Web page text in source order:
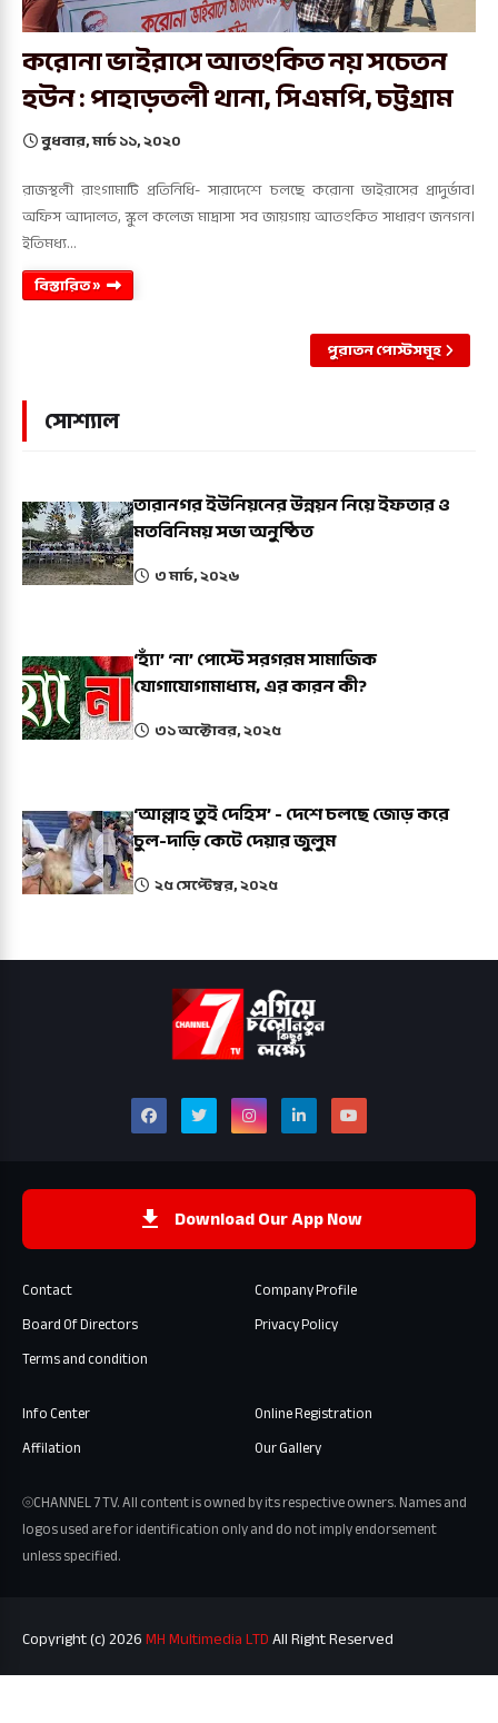
করোনা ভাইরাসে আতংকিত নয় সচেতন
হউন : পাহাড়তলী থানা, সিএমপি, চট্টগ্রাম
বুধবার, মার্চ ১১, ২০২০
রাজস্থলী রাংগামাটি প্রতিনিধি- সারাদেশে চলছে করোনা ভাইরাসের প্রাদুর্ভাব।
অফিস আদালত, স্কুল কলেজ মাদ্রাসা সব জায়গায় আতংকিত সাধারণ জনগন।
ইতিমধ্য…
বিস্তারিত »
পুরাতন পোস্টসমূহ
সোশ্যাল
তারানগর ইউনিয়নের উন্নয়ন নিয়ে ইফতার ও
মতবিনিময় সভা অনুষ্ঠিত
৩ মার্চ, ২০২৬
‘হ্যাঁ’ ‘না’ পোস্টে সরগরম সামাজিক
যোগাযোগামাধ্যম, এর কারন কী?
৩১ অক্টোবর, ২০২৫
‘আল্লাহ তুই দেহিস’ - দেশে চলছে জোড় করে
চুল-দাড়ি কেটে দেয়ার জুলুম
২৫ সেপ্টেম্বর, ২০২৫
Download Our App Now
Contact
Company Profile
Board Of Directors
Privacy Policy
Terms and condition
Info Center
Online Registration
Affilation
Our Gallery
⦾CHANNEL 7 TV. All content is owned by its respective owners. Names and
logos used are for identification only and do not imply endorsement
unless specified.
Copyright (c) 2026MH Multimedia LTDAll Right Reserved